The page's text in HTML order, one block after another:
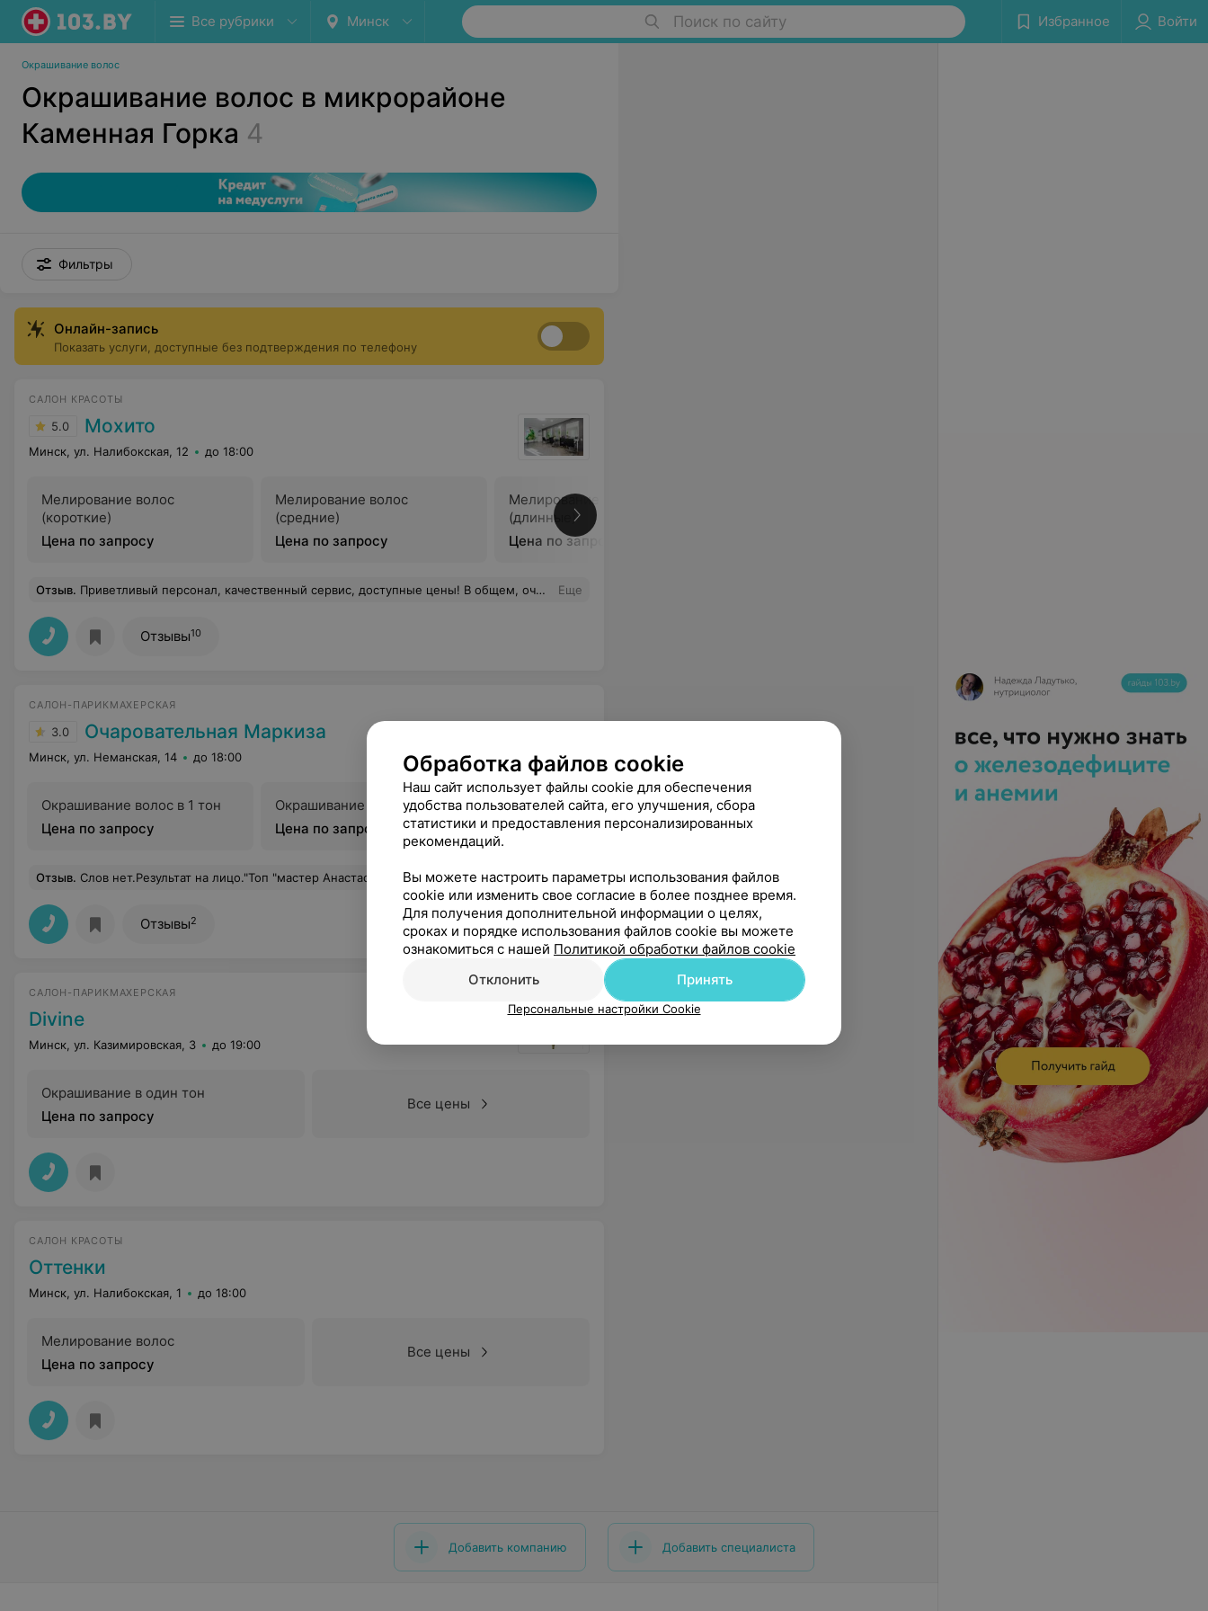
Все рубрики Минск Поиск по сайту Избранное Войти
Окрашивание волос
Окрашивание волос в микрорайоне
Каменная Горка 4
Фильтры
Онлайн-запись
Показать услуги, доступные без подтверждения по телефону
САЛОН КРАСОТЫ
5.0 Мохито
Минск, ул. Налибокская, 12 до 18:00
Мелирование волос
(короткие)
Цена по запросу
Мелирование волос
(средние)
Цена по запросу
Мелирование волос
(длинные)
Цена по запросу
Отзыв. Приветливый персонал, качественный сервис, доступные цены! В общем, очень хороший салон. Один из лучших в городе! Еще
Отзывы10
САЛОН-ПАРИКМАХЕРСКАЯ
3.0 Очаровательная Маркиза
Минск, ул. Неманская, 14 до 18:00
Окрашивание волос в 1 тон
Цена по запросу
Окрашивание омбре
Цена по запросу
Окрашивание шатуш
Цена по запросу
Отзыв. Слов нет.Результат на лицо."Топ "мастер Анастасия. Дискомфорт и покраснения каждый раз после наращивания. Асимметрия, не может наклеить ресницы, чтобы смотрелись одинаково, справа лепит больше, слева оставляет зазоры. Обратите внимание на белые хлопья из клея .Так и свисают всю носку, ничем не отмываются. Все спрашивают: что на ресницах у тебя висит? Фу...Терпела раз 5 наращивала, но проблема не уходит. Ресницы справа со внутреннего угла выпали.И 10 дней не прошло идти к другому мастеру переделывать. Еще
Отзывы2
САЛОН-ПАРИКМАХЕРСКАЯ
Divine
Минск, ул. Казимировская, 3 до 19:00
Окрашивание в один тон
Цена по запросу
Все цены
САЛОН КРАСОТЫ
Оттенки
Минск, ул. Налибокская, 1 до 18:00
Мелирование волос
Цена по запросу
Все цены
Добавить компанию Добавить специалиста
Обработка файлов cookie
Наш сайт использует файлы cookie для обеспечения
удобства пользователей сайта, его улучшения, сбора
статистики и предоставления персонализированных
рекомендаций.
Вы можете настроить параметры использования файлов
cookie или изменить свое согласие в более позднее время.
Для получения дополнительной информации о целях,
сроках и порядке использования файлов cookie вы можете
ознакомиться с нашей Политикой обработки файлов cookie
Отклонить
Принять
Персональные настройки Cookie